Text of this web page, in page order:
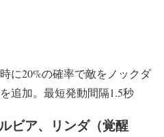
に20%の確率で敵をノックダ
追加。最短発動間隔1.5秒
ビア、リンダ（覚醒